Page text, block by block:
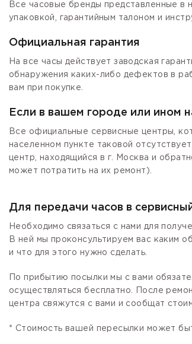
Все часовые бренды представленные в
упаковкой, гарантийным талоном и
Официальная гарантия
На все часы действует заводская
обнаружения каких-либо дефектов в
вам при покупке.
Если в вашем городе или ином
Все официальные сервисные центры,
населенном пункте таковой
центр, находящийся в г. Москва и
может потратить на их ремонт).
Для передачи часов в
Необходимо связаться с нами для
В ней мы проконсультируем вас каким
и что для этого нужно сделать.
По прибытию посылки мы с вами
осуществляться бесплатно. После
центра свяжутся с вами и сообщат
* Стоимость вашей пересылки может